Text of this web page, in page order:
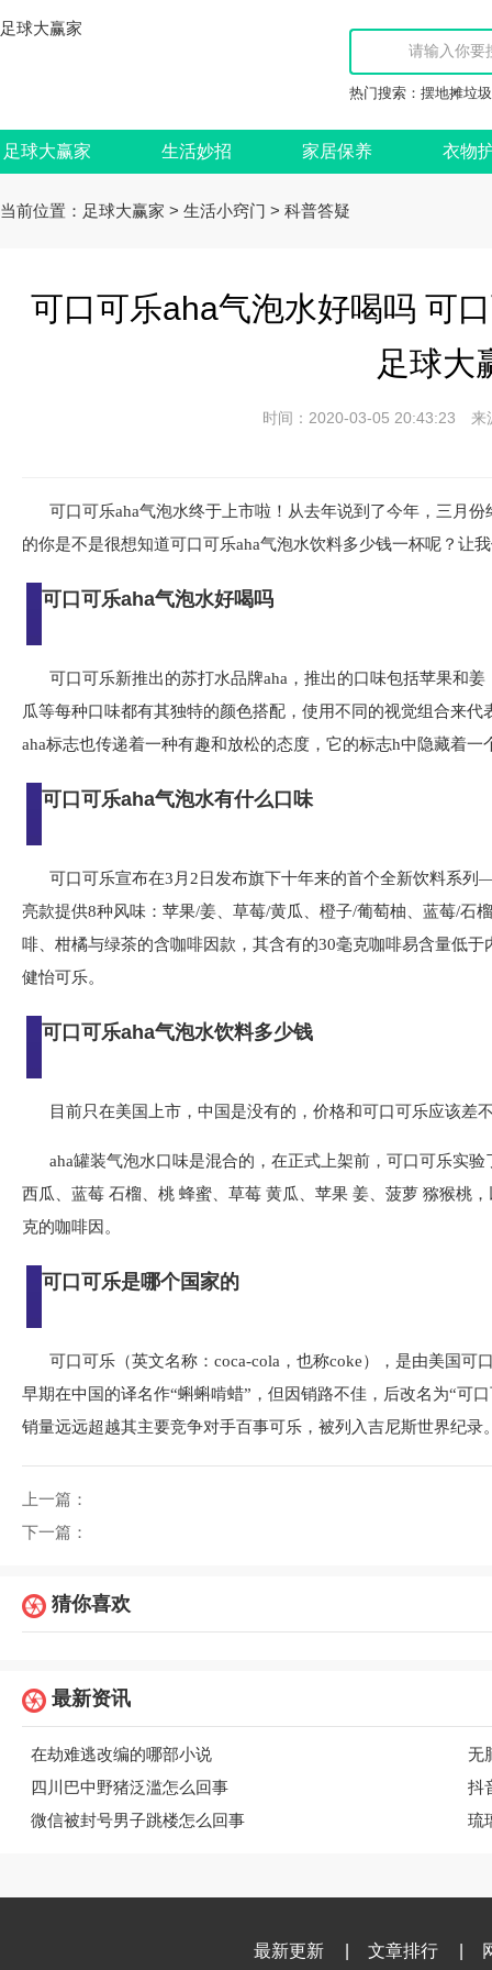
足球大赢家
热门搜索： 摆地摊垃
足球大赢家 生活妙招 家居保养 衣物
当前位置： 足球大赢家 > 生活小窍门 > 科普答疑
可口可乐aha气泡水好喝吗 可
足球大
时间：2020-03-05 20:43:23
可口可乐aha气泡水终于上市啦！从去年说到了今年，三月
的你是不是很想知道可口可乐aha气泡水饮料多少钱一杯呢？让
可口可乐aha气泡水好喝吗
可口可乐新推出的苏打水品牌aha，推出的口味包括苹果和
瓜等每种口味都有其独特的颜色搭配，使用不同的视觉组合来
aha标志也传递着一种有趣和放松的态度，它的标志h中隐藏着一
可口可乐aha气泡水有什么口味
可口可乐宣布在3月2日发布旗下十年来的首个全新饮料系
亮款提供8种风味：苹果/姜、草莓/黄瓜、橙子/葡萄柚、蓝莓/石
啡、柑橘与绿茶的含咖啡因款，其含有的30毫克咖啡易含量低
健怡可乐。
可口可乐aha气泡水饮料多少钱
目前只在美国上市，中国是没有的，价格和可口可乐应该差
aha罐装气泡水口味是混合的，在正式上架前，可口可乐实
西瓜、蓝莓 石榴、桃 蜂蜜、草莓 黄瓜、苹果 姜、菠萝 猕猴桃
克的咖啡因。
可口可乐是哪个国家的
可口可乐（英文名称：coca-cola，也称coke），是由美国
早期在中国的译名作“蝌蝌啃蜡”，但因销路不佳，后改名为“可
销量远远超越其主要竞争对手百事可乐，被列入吉尼斯世界纪录
上一篇：
下一篇：
猜你喜欢
最新资讯
在劫难逃改编的哪部小说
无
四川巴中野猪泛滥怎么回事
抖
微信被封号男子跳楼怎么回事
琉
最新更新 文章排行